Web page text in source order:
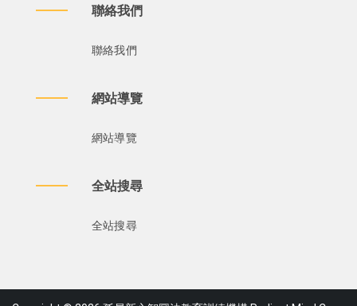
聯絡我們
聯絡我們
網站導覽
網站導覽
全站搜尋
全站搜尋